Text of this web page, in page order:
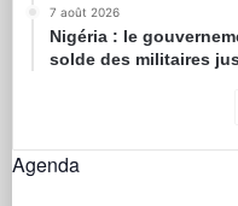
7 août 2026
Nigéria : le
solde des militaires
Agenda